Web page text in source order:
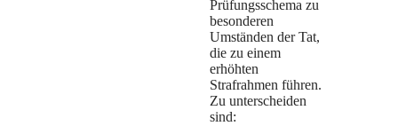
Prüfungsschema zu
besonderen
Umständen der Tat,
die zu einem
erhöhten
Strafrahmen führen.
Zu unterscheiden
sind: